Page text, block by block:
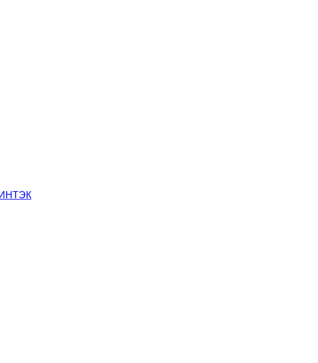
ИНТЭК